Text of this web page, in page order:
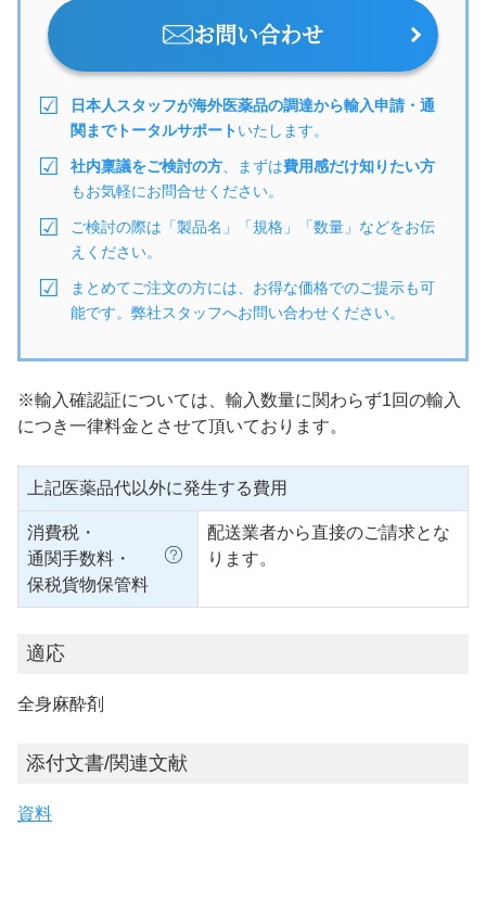
お問い合わせ
日本人スタッフが海外医薬品の調達から輸入申請・通
関までトータルサポートいたします。
社内稟議をご検討の方 、まずは費用感だけ知りたい方
もお気軽にお問合せください。
ご検討の際は「製品名」「規格」「数量」などをお伝
えください。
まとめてご注文の方には、お得な価格でのご提示も可
能です。弊社スタッフへお問い合わせください。
※輸入確認証については、輸入数量に関わらず1回の輸入
につき一律料金とさせて頂いております。
上記医薬品代以外に発生する費用
消費税・
通関手数料・
保税貨物保管料
配送業者から直接のご請求とな
ります。
適応
全身麻酔剤
添付文書/関連文献
資料